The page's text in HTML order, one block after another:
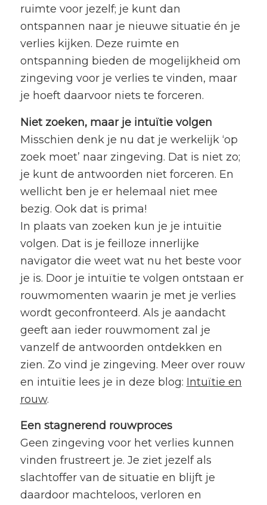
ruimte voor jezelf; je kunt dan
ontspannen naar je nieuwe situatie én je
verlies kijken. Deze ruimte en
ontspanning bieden de mogelijkheid om
zingeving voor je verlies te vinden, maar
je hoeft daarvoor niets te forceren.
Niet zoeken, maar je intuïtie volgen
Misschien denk je nu dat je werkelijk ‘op
zoek moet’ naar zingeving. Dat is niet zo;
je kunt de antwoorden niet forceren. En
wellicht ben je er helemaal niet mee
bezig. Ook dat is prima!
In plaats van zoeken kun je je intuïtie
volgen. Dat is je feilloze innerlijke
navigator die weet wat nu het beste voor
je is. Door je intuïtie te volgen ontstaan er
rouwmomenten waarin je met je verlies
wordt geconfronteerd. Als je aandacht
geeft aan ieder rouwmoment zal je
vanzelf de antwoorden ontdekken en
zien. Zo vind je zingeving. Meer over rouw
en intuïtie lees je in deze blog: Intuïtie en
rouw.
Een stagnerend rouwproces
Geen zingeving voor het verlies kunnen
vinden frustreert je. Je ziet jezelf als
slachtoffer van de situatie en blijft je
daardoor machteloos, verloren en